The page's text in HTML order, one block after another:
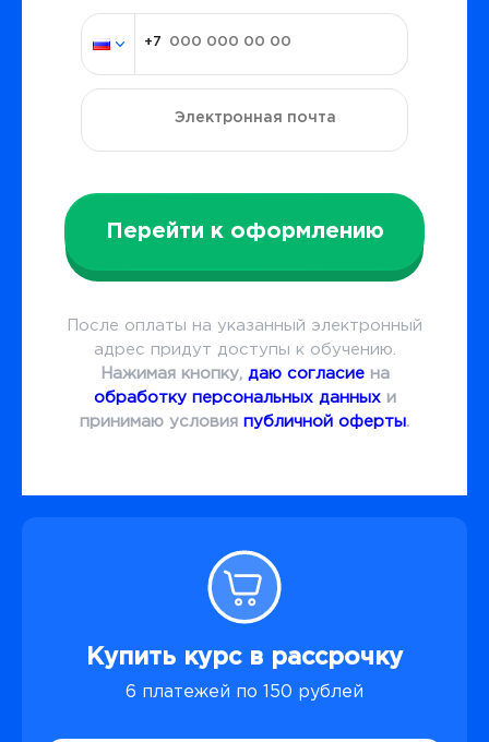
Перейти к оформлению
После оплаты на указанный электронный
адрес придут доступы к обучению.
Нажимая кнопку, даю согласиена
обработку персональных данныхи
принимаю условия публичной оферты.
Купить курс в рассрочку
6 платежей по 150 рублей